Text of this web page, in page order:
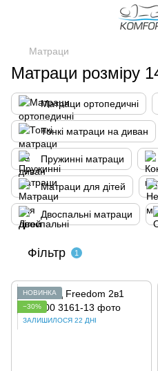
Матраци
Матраци розміру
Матраци ортопедичні
Тонкі матраци на диван
Пружинні матраци
Матраци для дітей
Двоспальні матраци
Фільтр 1
НОВИНКА
−30%
ЗАЛИШИЛОСЯ 22 ДНІ